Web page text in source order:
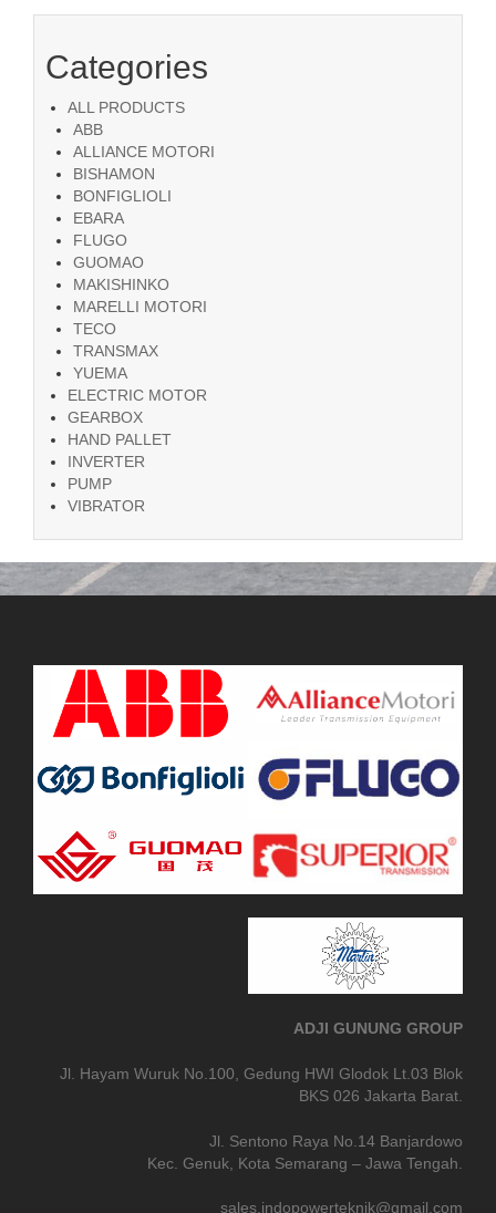
Categories
ALL PRODUCTS
ABB
ALLIANCE MOTORI
BISHAMON
BONFIGLIOLI
EBARA
FLUGO
GUOMAO
MAKISHINKO
MARELLI MOTORI
TECO
TRANSMAX
YUEMA
ELECTRIC MOTOR
GEARBOX
HAND PALLET
INVERTER
PUMP
VIBRATOR
ADJI GUNUNG GROUP
Jl. Hayam Wuruk No.100, Gedung HWI Glodok Lt.03 Blok
BKS 026 Jakarta Barat.
Jl. Sentono Raya No.14 Banjardowo
Kec. Genuk, Kota Semarang – Jawa Tengah.
sales.indopowerteknik@gmail.com